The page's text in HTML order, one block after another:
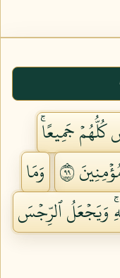
جَمِيعًاۚ
٩٩
وَمَا
وَيَجۡعَلُ ٱلرِّجۡسَ